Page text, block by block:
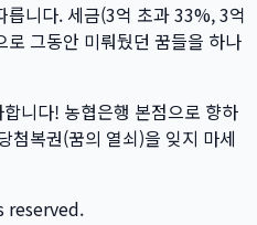
니다. 세금(3억 초과 33%, 3억
그동안 미뤄뒀던 꿈들을 하나
니다! 농협은행 본점으로 향하
첨복권(꿈의 열쇠)을 잊지 마세